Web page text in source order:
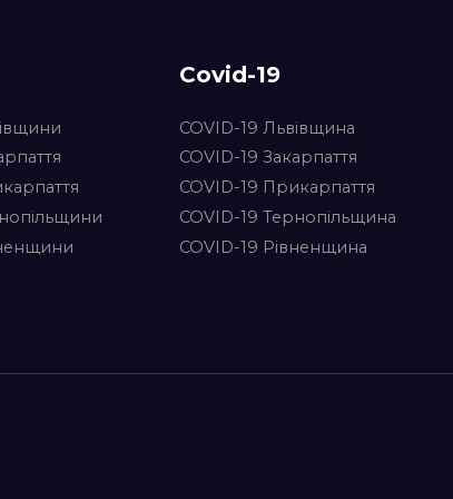
Covid-19
COVID-19 Львівщина
COVID-19 Закарпаття
COVID-19 Прикарпаття
COVID-19 Тернопільщина
COVID-19 Рівненщина